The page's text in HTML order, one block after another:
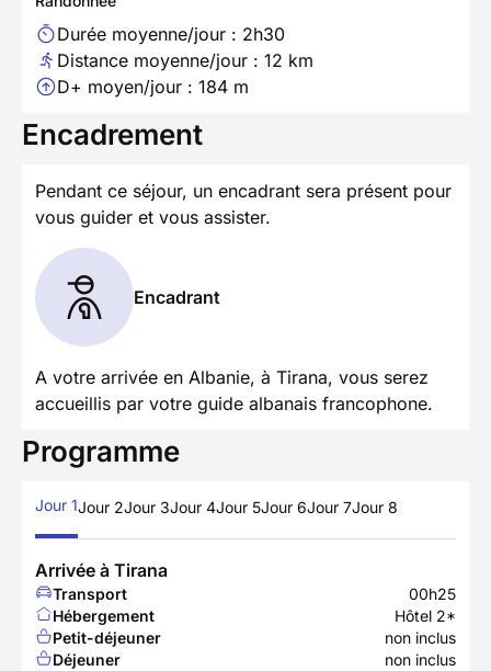
Durée moyenne/jour : 2h30
Distance moyenne/jour : 12 km
D+ moyen/jour : 184 m
Encadrement
Pendant ce séjour, un encadrant sera présent pour
vous guider et vous assister.
Encadrant
A votre arrivée en Albanie, à Tirana, vous serez
accueillis par votre guide albanais francophone.
Programme
Jour 1Jour 2Jour 3Jour 4Jour 5Jour 6Jour 7Jour 8
Arrivée à Tirana
Transport
00h25
Hébergement
Hôtel 2*
Petit-déjeuner
non inclus
Déjeuner
non inclus